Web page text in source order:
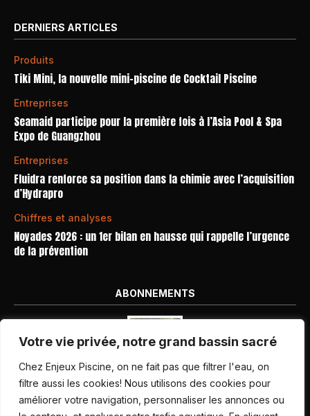
Votre vie privée, notre grand bassin sacré
Chez Enjeux Piscine, on ne fait pas que filtrer l'eau, on
filtre aussi les cookies! Nous utilisons des cookies pour
améliorer votre navigation, personnaliser les annonces ou
DERNIERS ARTICLES
Produits
Tiki Mini, la nouvelle mini-piscine de Cocktail Piscine
Entreprises
Seamaid participe pour la première fois à l’Asia Pool & Spa
Expo de Guangzhou
Entreprises
Fluidra renforce sa position dans la chimie avec l’acquisition
d’Hydrapro
Chiffres et analyses
Noyades 2026 : un 1er bilan en hausse qui rappelle l’urgence
de la prévention
ABONNEMENTS
Nos dernières parutions